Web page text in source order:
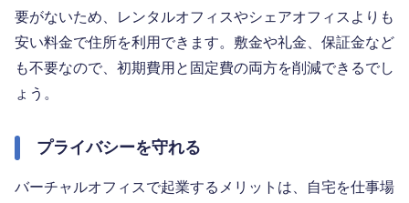
要がないため、レンタルオフィスやシェアオフィスよりも
安い料金で住所を利用できます。敷金や礼金、保証金など
も不要なので、初期費用と固定費の両方を削減できるでし
ょう。
プライバシーを守れる
バーチャルオフィスで起業するメリットは、自宅を仕事場